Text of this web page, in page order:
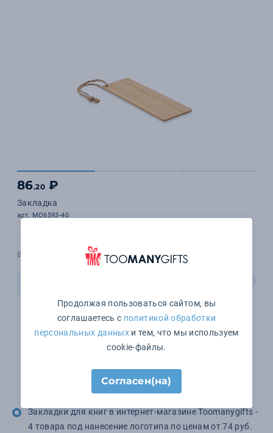
86.20 ₽
Закладка
арт. MO6593-40
В наличии 18100 шт.
1
Закладки для книг в интернет-магазине Toomanygifts -
4 товара под нанесение логотипа по ценам от 74 руб.
Продолжая пользоваться сайтом, вы
соглашаетесь с политикой обработки
персональных данныхи тем, что мы используем
cookie-файлы.
Согласен(на)